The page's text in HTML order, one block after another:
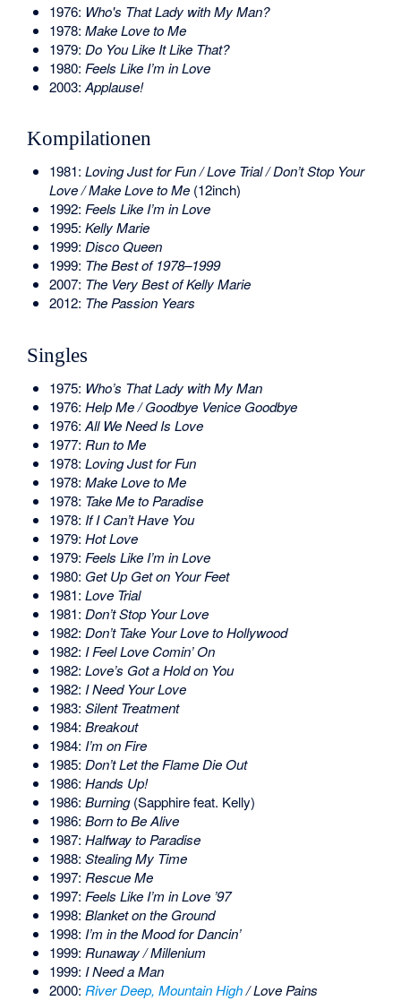
1976: Who's That Lady with My Man?
1978: Make Love to Me
1979: Do You Like It Like That?
1980: Feels Like I’m in Love
2003: Applause!
Kompilationen
1981: Loving Just for Fun / Love Trial / Don’t Stop Your
Love / Make Love to Me(12inch)
1992: Feels Like I’m in Love
1995: Kelly Marie
1999: Disco Queen
1999: The Best of 1978–1999
2007: The Very Best of Kelly Marie
2012: The Passion Years
Singles
1975: Who’s That Lady with My Man
1976: Help Me / Goodbye Venice Goodbye
1976: All We Need Is Love
1977: Run to Me
1978: Loving Just for Fun
1978: Make Love to Me
1978: Take Me to Paradise
1978: If I Can’t Have You
1979: Hot Love
1979: Feels Like I’m in Love
1980: Get Up Get on Your Feet
1981: Love Trial
1981: Don’t Stop Your Love
1982: Don’t Take Your Love to Hollywood
1982: I Feel Love Comin’ On
1982: Love’s Got a Hold on You
1982: I Need Your Love
1983: Silent Treatment
1984: Breakout
1984: I’m on Fire
1985: Don’t Let the Flame Die Out
1986: Hands Up!
1986: Burning(Sapphire feat. Kelly)
1986: Born to Be Alive
1987: Halfway to Paradise
1988: Stealing My Time
1997: Rescue Me
1997: Feels Like I’m in Love ’97
1998: Blanket on the Ground
1998: I’m in the Mood for Dancin’
1999: Runaway / Millenium
1999: I Need a Man
2000: River Deep, Mountain High/ Love Pains